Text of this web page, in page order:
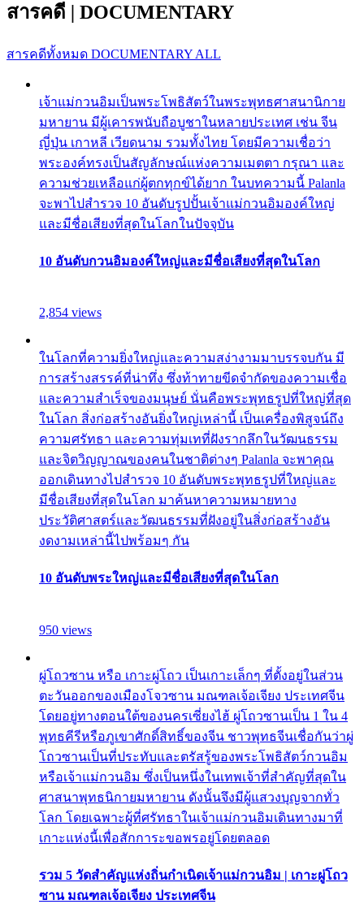
สารคดี | DOCUMENTARY
สารคดีทั้งหมด DOCUMENTARY ALL
เจ้าแม่กวนอิมเป็นพระโพธิสัตว์ในพระพุทธศาสนานิกาย
มหายาน มีผู้เคารพนับถือบูชาในหลายประเทศ เช่น จีน
ญี่ปุ่น เกาหลี เวียดนาม รวมทั้งไทย โดยมีความเชื่อว่า
พระองค์ทรงเป็นสัญลักษณ์แห่งความเมตตา กรุณา และ
ความช่วยเหลือแก่ผู้ตกทุกข์ได้ยาก ในบทความนี้ Palanla
จะพาไปสำรวจ 10 อันดับรูปปั้นเจ้าแม่กวนอิมองค์ใหญ่
และมีชื่อเสียงที่สุดในโลกในปัจจุบัน
10 อันดับกวนอิมองค์ใหญ่และมีชื่อเสียงที่สุดในโลก
2,854 views
ในโลกที่ความยิ่งใหญ่และความสง่างามมาบรรจบกัน มี
การสร้างสรรค์ที่น่าทึ่ง ซึ่งท้าทายขีดจำกัดของความเชื่อ
และความสำเร็จของมนุษย์ นั่นคือพระพุทธรูปที่ใหญ่ที่สุด
ในโลก สิ่งก่อสร้างอันยิ่งใหญ่เหล่านี้ เป็นเครื่องพิสูจน์ถึง
ความศรัทธา และความทุ่มเทที่ฝังรากลึกในวัฒนธรรม
และจิตวิญญาณของคนในชาติต่างๆ Palanla จะพาคุณ
ออกเดินทางไปสำรวจ 10 อันดับพระพุทธรูปที่ใหญ่และ
มีชื่อเสียงที่สุดในโลก มาค้นหาความหมายทาง
ประวัติศาสตร์และวัฒนธรรมที่ฝังอยู่ในสิ่งก่อสร้างอัน
งดงามเหล่านี้ไปพร้อมๆ กัน
10 อันดับพระใหญ่และมีชื่อเสียงที่สุดในโลก
950 views
ผู่โถวซาน หรือ เกาะผู่โถว เป็นเกาะเล็กๆ ที่ตั้งอยู่ในส่วน
ตะวันออกของเมืองโจวซาน มณฑลเจ้อเจียง ประเทศจีน
โดยอยู่ทางตอนใต้ของนครเซี่ยงไฮ้ ผู่โถวซานเป็น 1 ใน 4
พุทธคีรีหรือภูเขาศักดิ์สิทธิ์ของจีน ชาวพุทธจีนเชื่อกันว่าผู่
โถวซานเป็นที่ประทับและตรัสรู้ของพระโพธิสัตว์กวนอิม
หรือเจ้าแม่กวนอิม ซึ่งเป็นหนึ่งในเทพเจ้าที่สำคัญที่สุดใน
ศาสนาพุทธนิกายมหายาน ดังนั้นจึงมีผู้แสวงบุญจากทั่ว
โลก โดยเฉพาะผู้ที่ศรัทธาในเจ้าแม่กวนอิมเดินทางมาที่
เกาะแห่งนี้เพื่อสักการะขอพรอยู่โดยตลอด
รวม 5 วัดสำคัญแห่งถิ่นกำเนิดเจ้าแม่กวนอิม | เกาะผู่โถว
ซาน มณฑลเจ้อเจียง ประเทศจีน